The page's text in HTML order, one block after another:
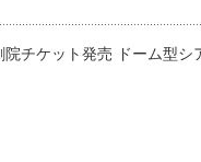
院チケット発売 ドーム型シ